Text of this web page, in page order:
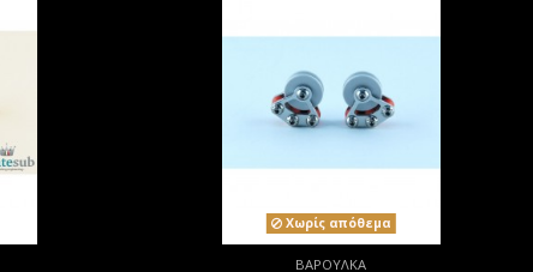
Χωρίς απόθεμα
ΒΑΡΟΥΛΚΑ